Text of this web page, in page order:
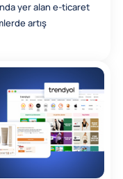
yer alan e-ticaret
artış